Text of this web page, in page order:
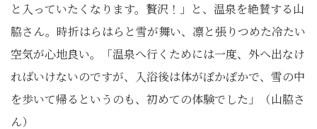
と入っていたくなります。贅沢！」と、温泉を絶賛する山
脇さん。時折はらはらと雪が舞い、凛と張りつめた冷たい
空気が心地良い。「温泉へ行くためには一度、外へ出なけ
ればいけないのですが、入浴後は体がぽかぽかで、雪の中
を歩いて帰るというのも、初めての体験でした」（山脇さ
ん）